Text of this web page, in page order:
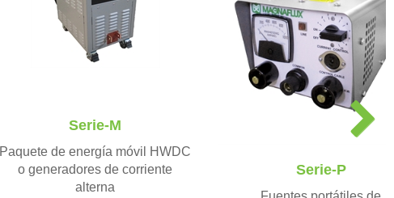
Serie-M
Paquete de energía móvil HWDC
o generadores de corriente
alterna
Serie-P